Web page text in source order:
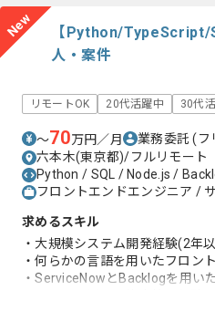
New
【Python/TypeScript/
人・案件
リモートOK 20代活躍中 30代
〜70万円／月 業務委託(フ
六本木(東京都)/フルリモート
Python / SQL / Node.js /
フロントエンドエンジニア /
求めるスキル
・大規模システム開発経験(2年
・何らかの言語を用いたフロン
・ServiceNowとBacklogを用い